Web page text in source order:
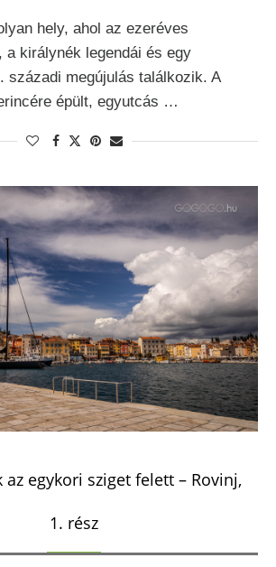
hely, ahol az ezeréves
a királynék legendái és egy
századi megújulás találkozik. A
épült, egyutcás …
az egykori sziget felett – Rovinj,
1. rész